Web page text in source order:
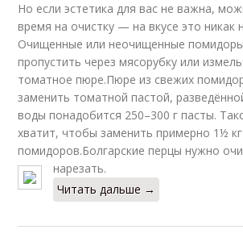
Но если эстетика для вас не важна,
время на очистку — на вкусе это никак
Очищенные или неочищенные
пропустить через мясорубку или
томатное пюре.Пюре из свежих
заменить томатной пастой,
воды понадобится 250–300 г пасты.
хватит, чтобы заменить примерно 1½ кг
помидоров.Болгарские перцы нужно
нарезать.
Читать дальше →